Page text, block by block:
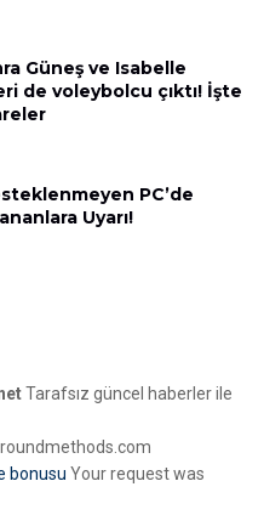
Güneş ve Isabelle
de voleybolcu çıktı! İşte
PC’de
Uyarı!
Tarafsız güncel haberler ile
bonusu Your request was